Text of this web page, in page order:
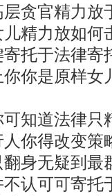
贪官精力放
精力放如何
托于法律寄
你是原样女
知道法律只
你得改变策
身无疑到最
认可可寄托